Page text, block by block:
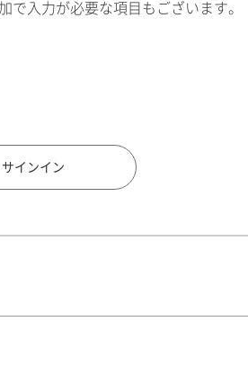
住所検索
入力が必要な項目もございます。
サインイン